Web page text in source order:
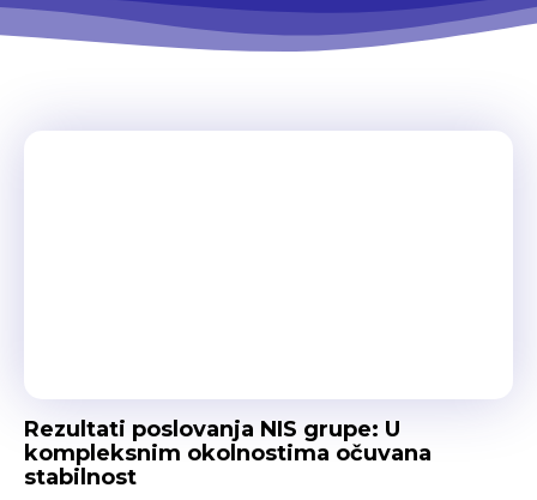
Rezultati poslovanja NIS grupe: U
kompleksnim okolnostima očuvana
stabilnost